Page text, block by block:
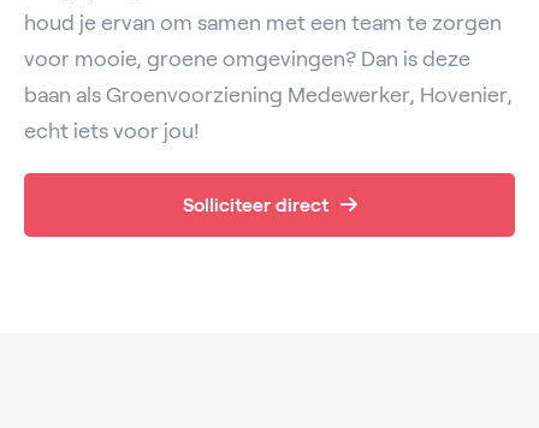
houd je ervan om samen met een team te zorgen
voor mooie, groene omgevingen? Dan is deze
baan als Groenvoorziening Medewerker, Hovenier,
echt iets voor jou!
Solliciteer direct